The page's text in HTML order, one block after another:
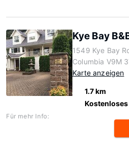
Kye Bay
1549 Kye Bay
Columbia V9M
Karte anzeigen
1.7 km
Kostenloses
Für mehr Info: